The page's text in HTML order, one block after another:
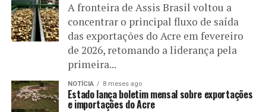
A fronteira de Assis Brasil voltou a
concentrar o principal fluxo de saída
das exportações do Acre em fevereiro
de 2026, retomando a liderança pela
primeira...
NOTÍCIA 8 meses ago
Estado lança boletim mensal sobre exportações
e importações do Acre